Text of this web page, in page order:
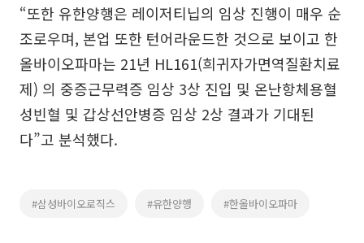
“또한 유한양행은 레이저티닙의 임상 진행이 매우 순
조로우며, 본업 또한 턴어라운드한 것으로 보이고 한
올바이오파마는 21년 HL161(희귀자가면역질환치료
제) 의 중증근무력증 임상 3상 진입 및 온난항체용혈
성빈혈 및 갑상선안병증 임상 2상 결과가 기대된
다”고 분석했다.
#삼성바이오로직스 #유한양행 #한올바이오파마